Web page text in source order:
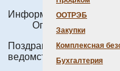
ООТРЭБ
Закупки
Комплексная
Бухгалтерия
Информация о
Опубликовано: 08
Поздравляем
ведомственных наград!